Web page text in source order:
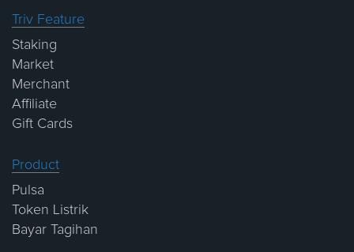
Triv Feature
Staking
Market
Merchant
Affiliate
Gift Cards
Product
Pulsa
Token Listrik
Bayar Tagihan